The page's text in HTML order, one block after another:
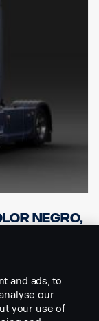
n.º ref.
"XT" de
soportes para
negro,
Versión alta.
and ads, to
our
your use of